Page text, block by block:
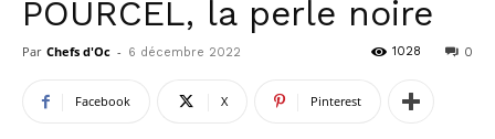
POURCEL, la perle noire
Par Chefs d'Oc - 6 décembre 2022 0
1028
Facebook X Pinterest